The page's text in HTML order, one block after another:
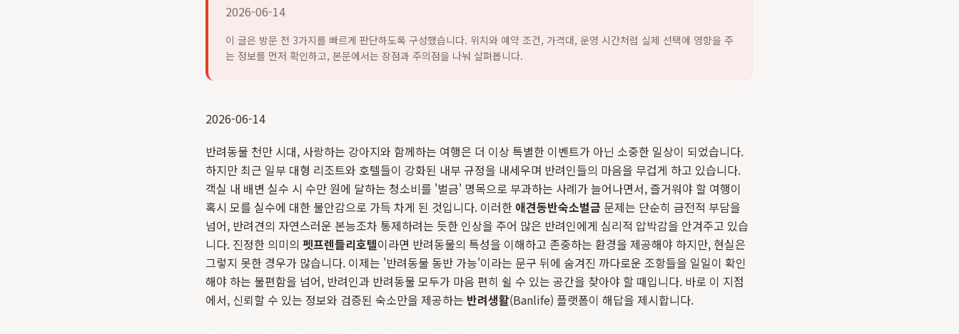
2026-06-14
이 글은 방문 전 3가지를 빠르게 판단하도록 구성했습니다. 위치와 예약 조건, 가격대, 운영 시간처럼 실제 선택에 영향을 주
는 정보를 먼저 확인하고, 본문에서는 장점과 주의점을 나눠 살펴봅니다.
2026-06-14
반려동물 천만 시대, 사랑하는 강아지와 함께하는 여행은 더 이상 특별한 이벤트가 아닌 소중한 일상이 되었습니다.
하지만 최근 일부 대형 리조트와 호텔들이 강화된 내부 규정을 내세우며 반려인들의 마음을 무겁게 하고 있습니다.
객실 내 배변 실수 시 수만 원에 달하는 청소비를 '벌금' 명목으로 부과하는 사례가 늘어나면서, 즐거워야 할 여행이
혹시 모를 실수에 대한 불안감으로 가득 차게 된 것입니다. 이러한 애견동반숙소벌금 문제는 단순히 금전적 부담을
넘어, 반려견의 자연스러운 본능조차 통제하려는 듯한 인상을 주어 많은 반려인에게 심리적 압박감을 안겨주고 있습
니다. 진정한 의미의 펫프렌들리호텔이라면 반려동물의 특성을 이해하고 존중하는 환경을 제공해야 하지만, 현실은
그렇지 못한 경우가 많습니다. 이제는 '반려동물 동반 가능'이라는 문구 뒤에 숨겨진 까다로운 조항들을 일일이 확인
해야 하는 불편함을 넘어, 반려인과 반려동물 모두가 마음 편히 쉴 수 있는 공간을 찾아야 할 때입니다. 바로 이 지점
에서, 신뢰할 수 있는 정보와 검증된 숙소만을 제공하는 반려생활(Banlife) 플랫폼이 해답을 제시합니다.